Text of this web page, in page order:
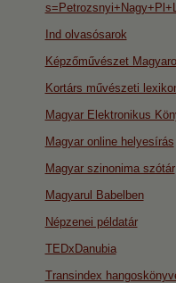
Ind olvasósarok
Képzőművészet
Kortárs művészeti
Magyar Elektronikus
Magyar online helyesírás
Magyar szinonima szótár
Magyarul Babelben
Népzenei példatár
TEDxDanubia
Transindex